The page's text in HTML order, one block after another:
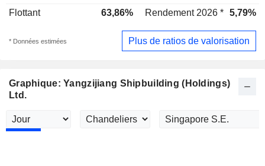
Flottant
63,86% Rendement 2026 * 5,79%
* Données estimées Plus de ratios de valorisation
Graphique: Yangzijiang Shipbuilding (Holdings)
Ltd.